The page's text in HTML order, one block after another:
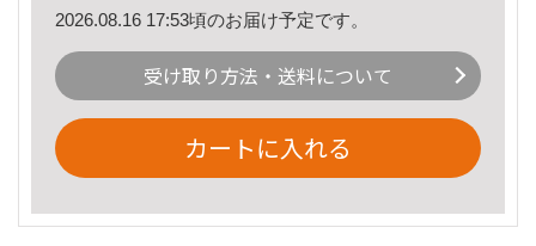
2026.08.16 17:53頃のお届け予定です。
受け取り方法・送料について
カートに入れる